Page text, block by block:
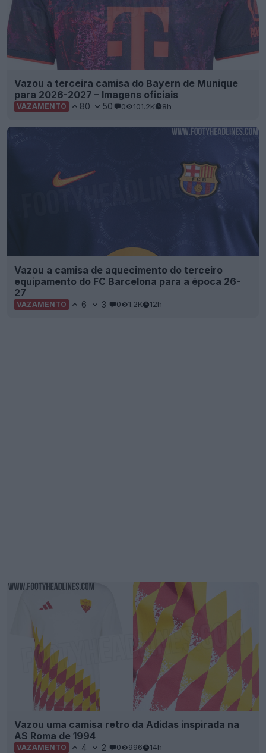
Vazou a terceira camisa do Bayern de Munique
para 2026-2027 – Imagens oficiais
VAZAMENTO 80 50 0 101.2K 8h
Vazou a camisa de aquecimento do terceiro
equipamento do FC Barcelona para a época 26-
27
VAZAMENTO 6 3 0 1.2K 12h
Vazou uma camisa retro da Adidas inspirada na
AS Roma de 1994
VAZAMENTO 4 2 0 996 14h